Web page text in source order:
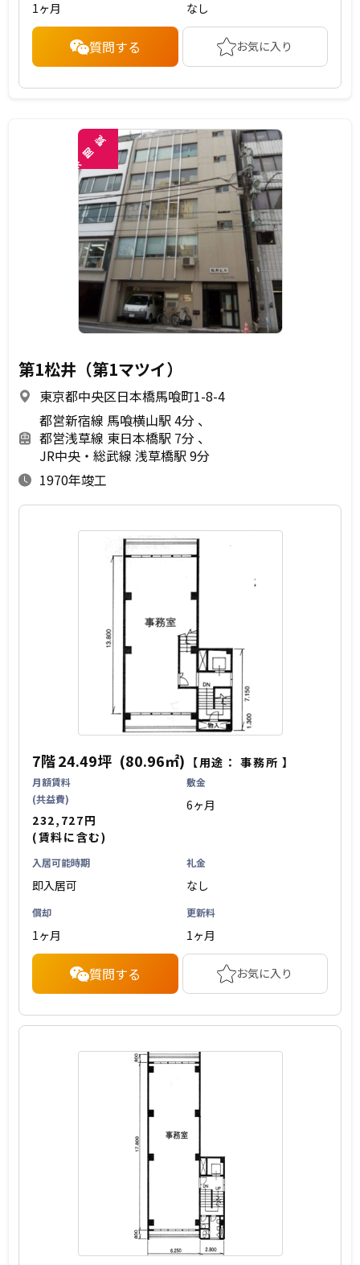
1ヶ月 なし
質問する お気に入り
未
閲
覧
第1松井（第1マツイ）
東京都中央区日本橋馬喰町1-8-4
都営新宿線 馬喰横山駅 4分
都営浅草線 東日本橋駅 7分
JR中央・総武線 浅草橋駅 9分
1970年竣工
7階24.49坪 (80.96㎡) 【用途：事務所 】
月額賃料
(共益費)
232,727円
(賃料に含む)
敷金
6ヶ月
入居可能時期
即入居可
礼金
なし
償却
1ヶ月
更新料
1ヶ月
質問する お気に入り